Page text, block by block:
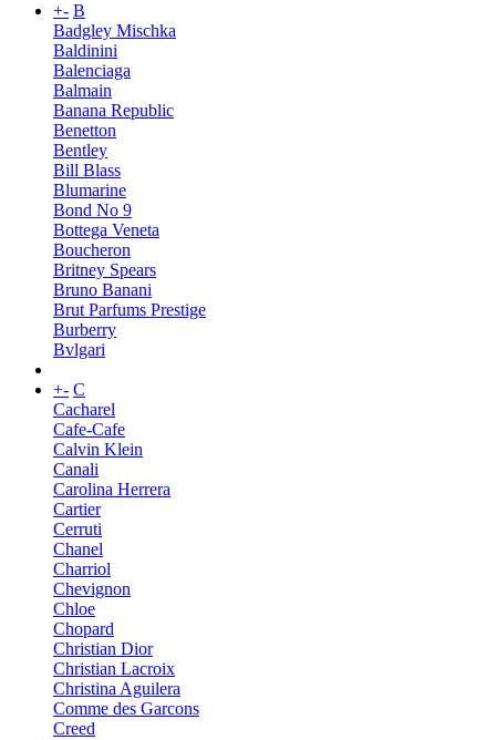
+- B
Badgley Mischka
Baldinini
Balenciaga
Balmain
Banana Republic
Benetton
Bentley
Bill Blass
Blumarine
Bond No 9
Bottega Veneta
Boucheron
Britney Spears
Bruno Banani
Brut Parfums Prestige
Burberry
Bvlgari
+- C
Cacharel
Cafe-Cafe
Calvin Klein
Canali
Carolina Herrera
Cartier
Cerruti
Chanel
Charriol
Chevignon
Chloe
Chopard
Christian Dior
Christian Lacroix
Christina Aguilera
Comme des Garcons
Creed